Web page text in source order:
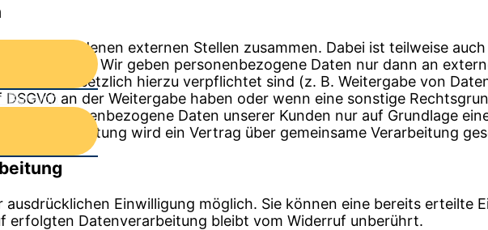
verschiedenen externen Stellen zusammen. Dabei ist teilweise
erforderlich. Wir geben personenbezogene Daten nur dann an
wir gesetzlich hierzu verpflichtet sind (z. B. Weitergabe von
an der Weitergabe haben oder wenn eine sonstige
wir personenbezogene Daten unserer Kunden nur auf Grundlage
Verarbeitung wird ein Vertrag über gemeinsame Verarbeitung
Einwilligung möglich. Sie können eine bereits erteilte
erfolgten Datenverarbeitung bleibt vom Widerruf unberührt.